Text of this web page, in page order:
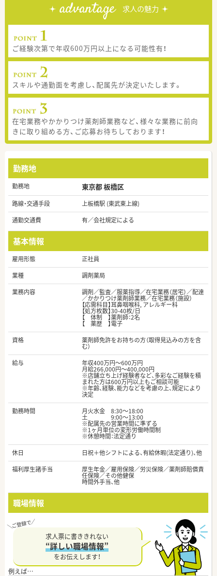
advantage 求人の魅力
ご経験次第で年収600万円以上になる可能性有！
スキルや通勤面を考慮し、配属先が決定いたします。
在宅業務やかかりつけ薬剤師業務など、様々な業務に前向
きに取り組める方、ご応募お待ちしております！
勤務地
勤務地 東京都 板橋区
路線・交通手段
上板橋駅 (東武東上線)
通勤交通費
有／会社規定による
基本情報
雇用形態
正社員
業種
調剤薬局
業務内容
調剤／監査／服薬指導／在宅業務（居宅）／配達
／かかりつけ薬剤師業務／在宅業務（施設）
【応需科目】耳鼻咽喉科, アレルギー科
【処方枚数】30-40枚/日
【 体制 】薬剤師：2名
【 薬歴 】電子
資格
薬剤師免許をお持ちの方（取得見込みの方を含
む）
給与
年収400万円～600万円
月給266,000円～400,000円
※店舗立ち上げ経験者など、多彩なご経験を積
まれた方は600万円以上もご相談可能
※年齢、経験、能力などを考慮の上、規定により
決定
勤務時間
月火水金 8:30～18:00
土 9:00～13:00
※配属先の営業時間に準ずる
※1ヶ月単位の変形労働時間制
※休憩時間：法定通り
休日
日祝＋他シフトによる、有給休暇(法定通り)、他
福利厚生諸手当
厚生年金／雇用保険／労災保険／薬剤師賠償責
任保険／その他健保
時間外手当、他
職場情報
求人票に書ききれない
“詳しい職場情報”
をお伝えします！